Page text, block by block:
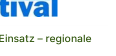
– regionale